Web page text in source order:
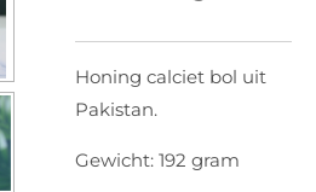
Honing calciet bol uit
Pakistan.
Gewicht: 192 gram